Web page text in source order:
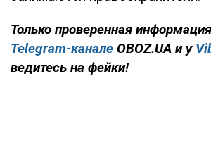
Только проверенная
Telegram-канале OBOZ.UA и у
ведитесь на фейки!